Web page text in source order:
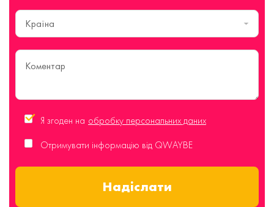
Країна
Я згоден на обробку персональних даних
Отримувати інформацію від QWAYBE
Надіслати